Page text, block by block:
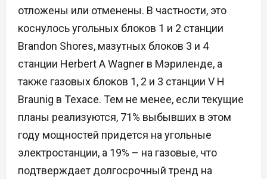
отложены или отменены. В частности, это
коснулось угольных блоков 1 и 2 станции
Brandon Shores, мазутных блоков 3 и 4
станции Herbert A Wagner в Мэриленде, а
также газовых блоков 1, 2 и 3 станции V H
Braunig в Техасе. Тем не менее, если текущие
планы реализуются, 71% выбывших в этом
году мощностей придется на угольные
электростанции, а 19% – на газовые, что
подтверждает долгосрочный тренд на